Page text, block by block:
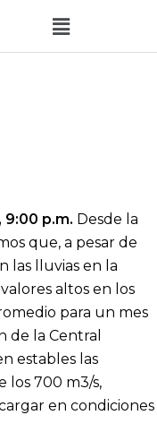
p.m. Desde la
que, a pesar de
las lluvias en la
altos en los
para un mes
de la Central
estables las
los 700 m3/s,
en condiciones